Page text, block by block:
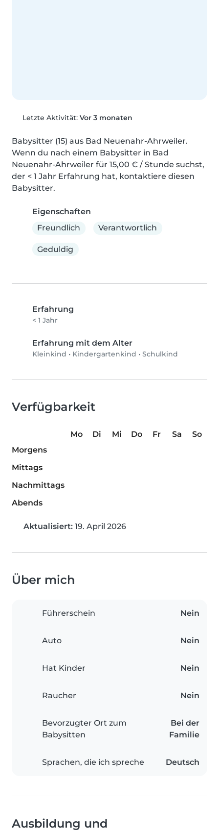
Letzte Aktivität: Vor 3 monaten
Babysitter (15) aus Bad Neuenahr-Ahrweiler.
Wenn du nach einem Babysitter in Bad
Neuenahr-Ahrweiler für 15,00 € / Stunde suchst,
der < 1 Jahr Erfahrung hat, kontaktiere diesen
Babysitter.
Eigenschaften
Freundlich
Verantwortlich
Geduldig
Erfahrung
< 1 Jahr
Erfahrung mit dem Alter
Kleinkind • Kindergartenkind • Schulkind
Verfügbarkeit
Mo Di Mi Do Fr Sa
So
Morgens
Mittags
Nachmittags
Abends
Aktualisiert: 19. April 2026
Über mich
Führerschein Nein
Auto Nein
Hat Kinder Nein
Raucher Nein
Bevorzugter Ort zum
Babysitten
Bei der
Familie
Sprachen, die ich spreche Deutsch
Ausbildung und